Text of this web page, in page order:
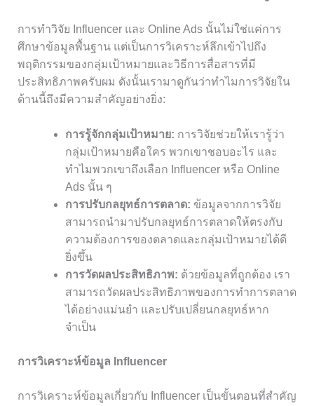
การทำวิจัย Influencer และ Online Ads นั้นไม่ใช่แค่การ
ศึกษาข้อมูลพื้นฐาน แต่เป็นการวิเคราะห์ลึกเข้าไปถึง
พฤติกรรมของกลุ่มเป้าหมายและวิธีการสื่อสารที่มี
ประสิทธิภาพครับผม ดังนั้นเรามาดูกันว่าทำไมการวิจัยใน
ด้านนี้ถึงมีความสำคัญอย่างยิ่ง:
การรู้จักกลุ่มเป้าหมาย: การวิจัยช่วยให้เรารู้ว่า
กลุ่มเป้าหมายคือใคร พวกเขาชอบอะไร และ
ทำไมพวกเขาถึงเลือก Influencer หรือ Online
Ads นั้น ๆ
การปรับกลยุทธ์การตลาด: ข้อมูลจากการวิจัย
สามารถนำมาปรับกลยุทธ์การตลาดให้ตรงกับ
ความต้องการของตลาดและกลุ่มเป้าหมายได้ดี
ยิ่งขึ้น
การวัดผลประสิทธิภาพ: ด้วยข้อมูลที่ถูกต้อง เรา
สามารถวัดผลประสิทธิภาพของการทำการตลาด
ได้อย่างแม่นยำ และปรับเปลี่ยนกลยุทธ์หาก
จำเป็น
การวิเคราะห์ข้อมูล Influencer
การวิเคราะห์ข้อมูลเกี่ยวกับ Influencer เป็นขั้นตอนที่สำคัญ